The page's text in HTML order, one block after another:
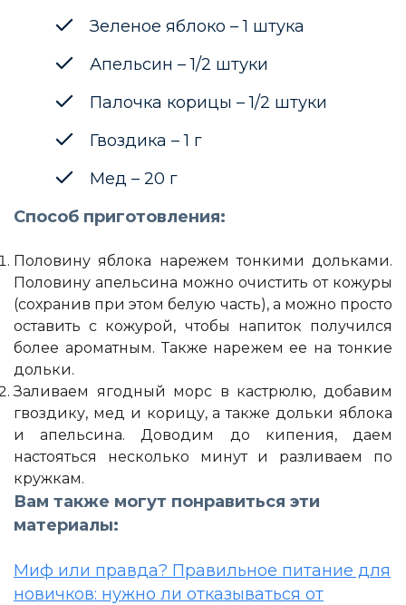
Зеленое яблоко – 1 штука
Апельсин – 1/2 штуки
Палочка корицы – 1/2 штуки
Гвоздика – 1 г
Мед – 20 г
Способ приготовления:
Половину яблока нарежем тонкими дольками.
Половину апельсина можно очистить от кожуры
(сохранив при этом белую часть), а можно просто
оставить с кожурой, чтобы напиток получился
более ароматным. Также нарежем ее на тонкие
дольки.
Заливаем ягодный морс в кастрюлю, добавим
гвоздику, мед и корицу, а также дольки яблока
и апельсина. Доводим до кипения, даем
настояться несколько минут и разливаем по
кружкам.
Вам также могут понравиться эти
материалы:
Миф или правда? Правильное питание для
новичков: нужно ли отказываться от